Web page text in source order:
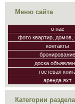
Меню сайта
о нас
фото квартир, домов,
контакты
бронирование
доска
гостевая
аренда яхт
Категории раздела